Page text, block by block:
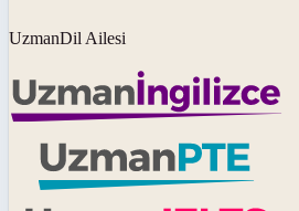
UzmanDil Ailesi